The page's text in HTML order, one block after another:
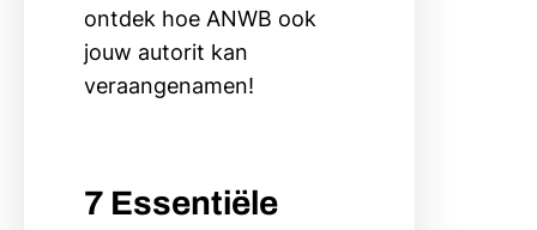
ontdek hoe ANWB ook
jouw autorit kan
veraangenamen!
7 Essentiële